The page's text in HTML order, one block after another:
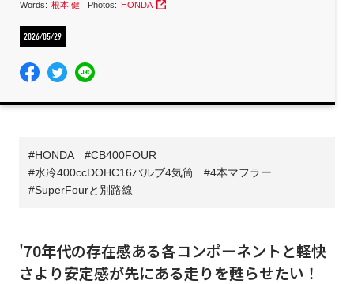
Words: 根本 健 Photos: HONDA
2026/05/29
HONDA
CB400FOUR
水冷400ccDOHC16バルブ4気筒
4本マフラー
SuperFourと別路線
'70年代の存在感ある各コンポーネントと軽快
さより安定感が先にある走りを甦らせたい！